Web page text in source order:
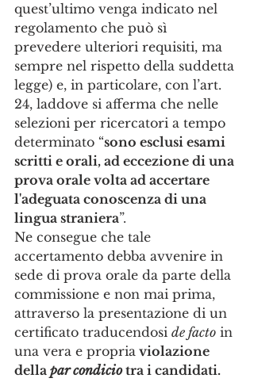
quest’ultimo venga indicato nel
regolamento che può sì
prevedere ulteriori requisiti, ma
sempre nel rispetto della suddetta
legge) e, in particolare, con l’art.
24, laddove si afferma che nelle
selezioni per ricercatori a tempo
determinato “sono esclusi esami
scritti e orali, ad eccezione di una
prova orale volta ad accertare
l'adeguata conoscenza di una
lingua straniera”.
Ne consegue che tale
accertamento debba avvenire in
sede di prova orale da parte della
commissione e non mai prima,
attraverso la presentazione di un
certificato traducendosi de facto in
una vera e propria violazione
della par condicio tra i candidati.